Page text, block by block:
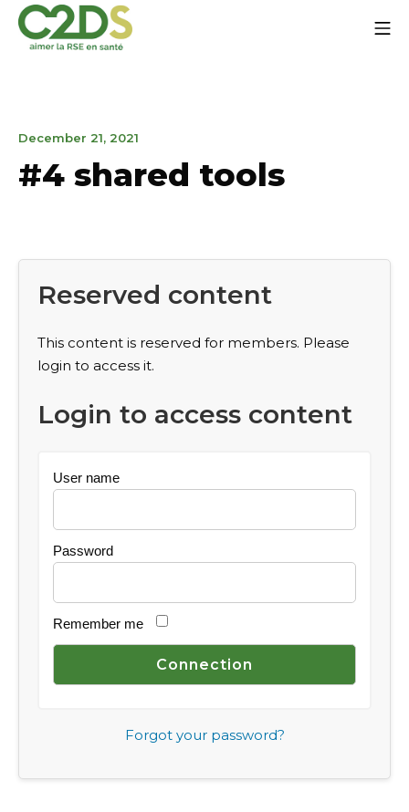
content
December 21, 2021
2021
#4 shared tools
Reserved content
This content is reserved for members. Please
login to access it.
Login to access content
User name
Password
Remember me
Forgot your password?